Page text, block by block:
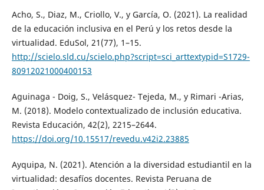
Acho, S., Diaz, M., Criollo, V., y García, O. (2021). La realidad
de la educación inclusiva en el Perú y los retos desde la
virtualidad. EduSol, 21(77), 1–15.
http://scielo.sld.cu/scielo.php?script=sci_arttextypid=S1729-
80912021000400153
Aguinaga - Doig, S., Velásquez- Tejeda, M., y Rimari -Arias,
M. (2018). Modelo contextualizado de inclusión educativa.
Revista Educación, 42(2), 2215–2644.
https://doi.org/10.15517/revedu.v42i2.23885
Ayquipa, N. (2021). Atención a la diversidad estudiantil en la
virtualidad: desafíos docentes. Revista Peruana de